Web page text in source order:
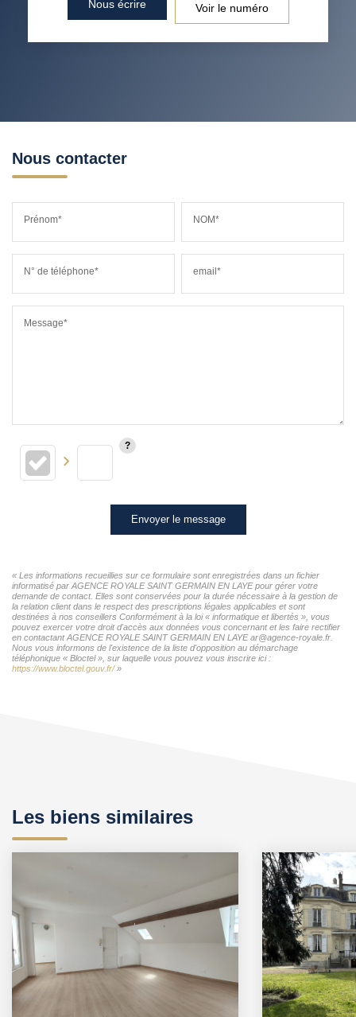
COMMERCES
Nous écrire Voir le numéro
Nous contacter
Prénom* NOM*
N° de téléphone* email*
Message*
Envoyer le message
« Les informations recueillies sur ce formulaire sont enregistrées dans un fichier
informatisé par AGENCE ROYALE SAINT GERMAIN EN LAYE pour gérer votre
demande de contact. Elles sont conservées pour la durée nécessaire à la gestion de
la relation client dans le respect des prescriptions légales applicables et sont
destinées à nos conseillers Conformément à la loi « informatique et libertés », vous
pouvez exercer votre droit d'accès aux données vous concernant et les faire rectifier
en contactant AGENCE ROYALE SAINT GERMAIN EN LAYE ar@agence-royale.fr.
Nous vous informons de l'existence de la liste d'opposition au démarchage
téléphonique « Bloctel », sur laquelle vous pouvez vous inscrire ici :
https://www.bloctel.gouv.fr/»
Les biens similaires